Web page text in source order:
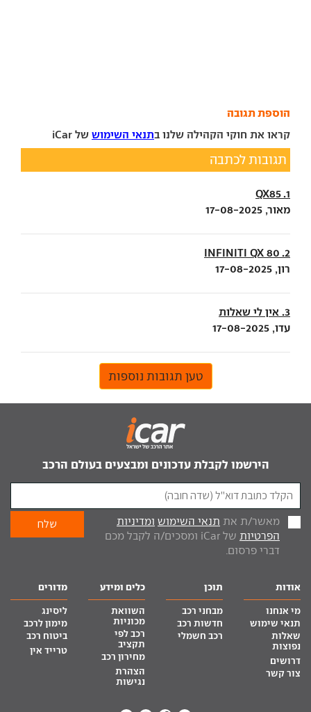
הוספת תגובה
קראו את חוקי הקהילה שלנו בתנאי השימוש של iCar
תגובות לכתבה
1. QX85
מאור, 17-08-2025
2. INFINITI QX 80
רון, 17-08-2025
3. אין לי שאלות
עדו, 17-08-2025
טען תגובות נוספות
הירשמו לקבלת עדכונים ומבצעים בעולם הרכב
מאשר/ת את תנאי השימוש ומדיניות
הפרטיות
של iCar ומסכים/ה לקבל מכם
דברי פרסום.
אודות
מי אנחנו
תנאי שימוש
שאלות
נפוצות
דרושים
צור קשר
תוכן
מבחני רכב
חדשות רכב
רכב חשמלי
כלים ומידע
השוואת
מכוניות
רכב לפי
תקציב
מחירון רכב
הצהרת
נגישות
מדורים
ליסינג
מימון לרכב
ביטוח רכב
טרייד אין